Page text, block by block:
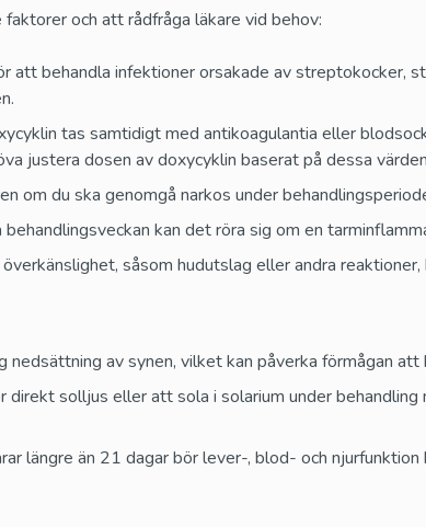
och att rådfråga läkare vid behov:
att behandla infektioner orsakade av
tas samtidigt med antikoagulantia eller
justera dosen av doxycyklin baserat på dessa
om du ska genomgå narkos under
kan det röra sig om en
såsom hudutslag eller andra
nedsättning av synen, vilket kan påverka förmågan
solljus eller att sola i solarium under
längre än 21 dagar bör lever-, blod- och